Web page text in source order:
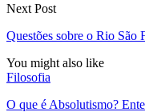
Next Post
Questões sobre o Rio São
You might also like
Filosofia
O que é Absolutismo?